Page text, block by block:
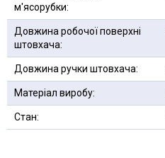
м'ясорубки:
Довжина робочої поверхні
штовхача:
Довжина ручки штовхача:
Матеріал виробу:
Стан: